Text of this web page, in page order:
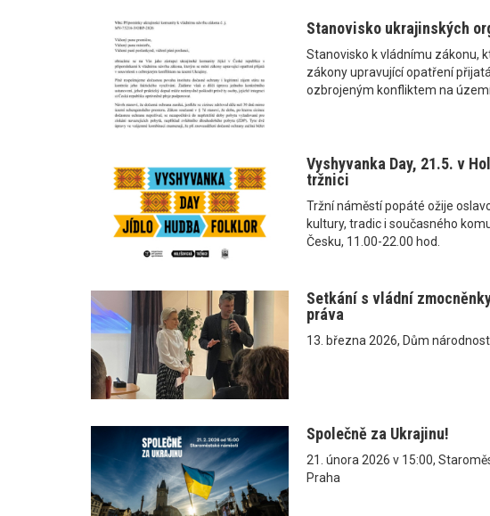
Stanovisko ukrajinských
Stanovisko k vládnímu zákonu,
zákony upravující opatření
ozbrojeným konfliktem na
Vyshyvanka Day, 21.5. v
tržnici
Tržní náměstí popáté ožije
kultury, tradic i současného
Česku, 11.00-22.00 hod.
Setkání s vládní
práva
13. března 2026, Dům
Společně za Ukrajinu!
21. února 2026 v 15:00,
Praha